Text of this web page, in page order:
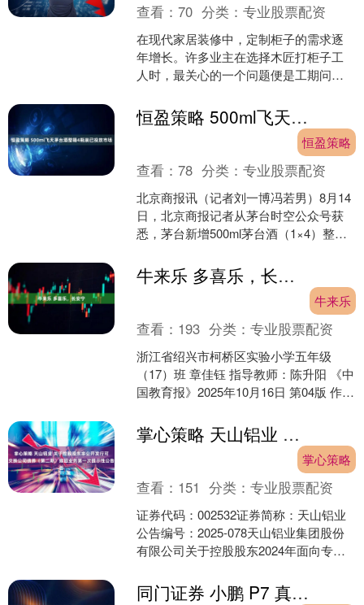
查看：70 分类：专业股票配资
在现代家居装修中，定制柜子的需求逐
年增长。许多业主在选择木匠打柜子工
人时，最关心的一个问题便是工期问
时间？如何确保工期不被拖延....恒盈策略 500ml飞天茅台酒整箱4瓶装已投放市场
恒盈策略
查看：78 分类：专业股票配资
北京商报讯（记者刘一博冯若男）8月14
日，北京商报记者从茅台时空公众号获
悉，茅台新增500ml茅台酒（1×4）整箱
台酒整....
牛来乐 多喜乐，长安宁
牛来乐
查看： 193 分类：专业股票配资
浙江省绍兴市柯桥区实验小学五年级
（17）班 章佳钰 指导教师：陈升阳 《中
国教育报》2025年10月16日 第04版 作
掌心策略 天山铝业 关于控股股东非公开发行可交换公司债券（第二期）赎回业务第一次提示性公告
掌心策略
查看： 151 分类：专业股票配资
证券代码：002532证券简称：天山铝业
公告编号：2025-078天山铝业集团股份
有限公司关于控股股东2024年面向专业
二期）....
同门证券 小鹏 P7 真的只是 “智能轿跑” 吗？续航真实性和快充速度超靠谱！